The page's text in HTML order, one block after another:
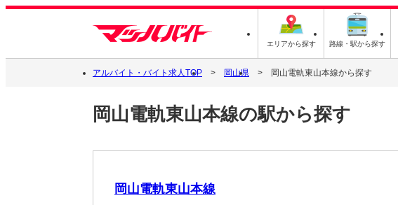
エリアから探す 路線・駅から探す
アルバイト・バイト求人TOP 岡山県 岡山電軌東山本線から探す
岡山電軌東山本線の駅から探す
岡山電軌東山本線